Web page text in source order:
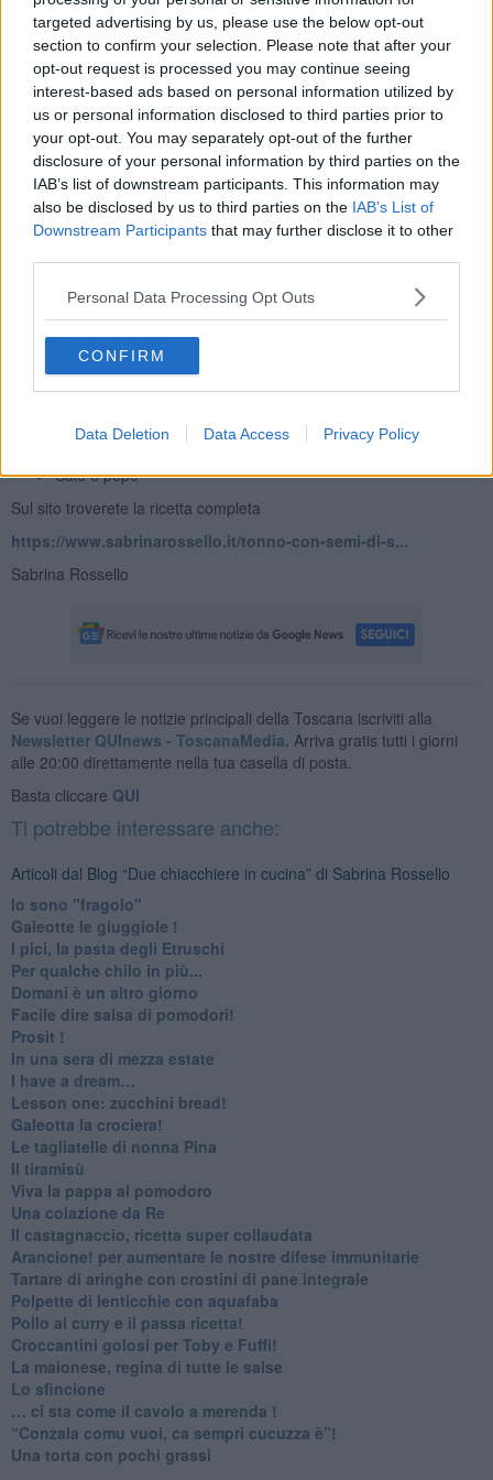
targeted advertising by us, please use the below opt-out
section to confirm your selection. Please note that after your
opt-out request is processed you may continue seeing
interest-based ads based on personal information utilized by
us or personal information disclosed to third parties prior to
your opt-out. You may separately opt-out of the further
disclosure of your personal information by third parties on the
IAB’s list of downstream participants. This information may
also be disclosed by us to third parties on the IAB’s List of
Downstream Participants that may further disclose it to other
Personal Data Processing Opt Outs
CONFIRM
Data Deletion Data Access Privacy Policy
- “In realtà non molti, sono solo sgonfiata un pochino…”
Bugiarda me! Non è vero!
Ho portato avanti la mia dieta sgarrando pochissimo e quindi,
qualche cm sono riuscita ad eliminarlo.
La mia alimentazione prevede ogni modo tante cose buone e
golose, basta stare attenti agli zuccheri, ai grassi (che novità!) ed
alla loro combinazione… la ricetta che vi propongo ne è un
esempio.
Che ne dite? È fattibile?
TONNO SESAMO E PAPAVERO
800 gr (fette alte circa 2 cm) di tonno fresco
Un cespo di insalata gentilina
2 cucchiai di semi di sesamo
1 cucchiaio di semi di papavero
1 limone
Sale e pepe
Sul sito troverete la ricetta completa
https://www.sabrinarossello.it/tonno-con-semi-di-s...
Sabrina Rossello
Se vuoi leggere le notizie principali della Toscana iscriviti alla
Newsletter QUInews - ToscanaMedia. Arriva gratis tutti i giorni
alle 20:00 direttamente nella tua casella di posta.
Basta cliccare QUI
Ti potrebbe interessare anche:
Articoli dal Blog “Due chiacchiere in cucina” di Sabrina Rossello
Io sono "fragolo"
Galeotte le giuggiole !
I pici, la pasta degli Etruschi
Per qualche chilo in più...
Domani è un altro giorno
​Facile dire salsa di pomodori!
Prosit !
​In una sera di mezza estate
I have a dream…
​Lesson one: zucchini bread!
Galeotta la crociera!
Le tagliatelle di nonna Pina
Il tiramisù
Viva la pappa al pomodoro
Una colazione da Re
Il castagnaccio, ricetta super collaudata
​Arancione! per aumentare le nostre difese immunitarie
Tartare di aringhe con crostini di pane integrale
Polpette di lenticchie con aquafaba
​Pollo al curry e il passa ricetta!
Croccantini golosi per Toby e Fuffi!
La maionese, regina di tutte le salse
Lo sfincione
​… ci sta come il cavolo a merenda !
“Conzala comu vuoi, ca sempri cucuzza è”!
​Una torta con pochi grassi